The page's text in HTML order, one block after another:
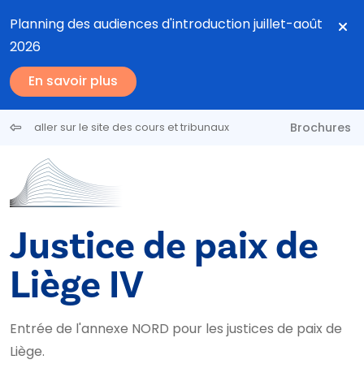
Planning des audiences d'introduction juillet-août
2026
En savoir plus
aller sur le site des cours et tribunaux Brochures
Justice de paix de
Liège IV
Entrée de l'annexe NORD pour les justices de paix de
Liège.